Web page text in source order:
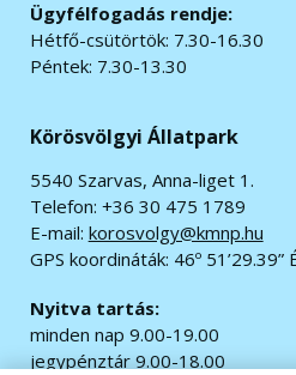
Ügyfélfogadás rendje:
Hétfő-csütörtök: 7.30-16.30
Péntek: 7.30-13.30
Körösvölgyi Állatpark
5540 Szarvas, Anna-liget 1.
Telefon: +36 30 475 1789
E-mail: korosvolgy@kmnp.hu
GPS koordináták: 46º 51’29.39”
Nyitva tartás:
minden nap 9.00-19.00
jegypénztár 9.00-18.00